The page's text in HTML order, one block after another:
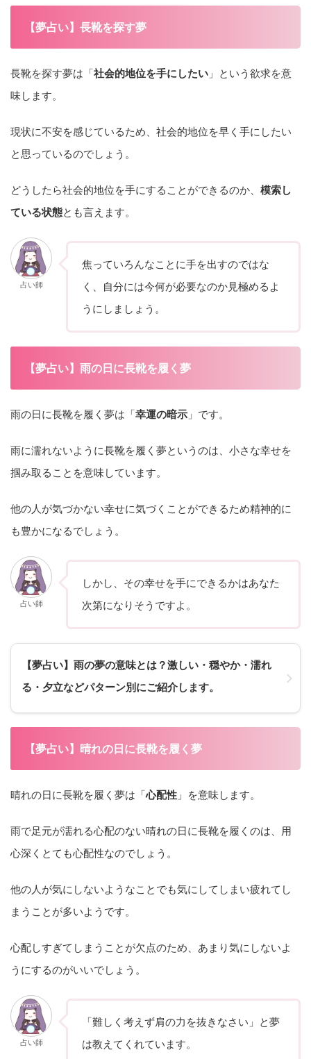
【夢占い】長靴を探す夢
長靴を探す夢は「社会的地位を手にしたい 」という欲求を意
味します。
現状に不安を感じているため、社会的地位を早く手にしたい
と思っているのでしょう。
どうしたら社会的地位を手にすることができるのか、 模索し
ている状態とも言えます。
占い師
焦っていろんなことに手を出すのではな
く、自分には今何が必要なのか見極めるよ
うにしましょう。
【夢占い】雨の日に長靴を履く夢
雨の日に長靴を履く夢は「幸運の暗示 」です。
雨に濡れないように長靴を履く夢というのは、小さな幸せを
掴み取ることを意味しています。
他の人が気づかない幸せに気づくことができるため精神的に
も豊かになるでしょう。
占い師
しかし、その幸せを手にできるかはあなた
次第になりそうですよ。
【夢占い】雨の夢の意味とは？激しい・穏やか・濡れ
る・夕立などパターン別にご紹介します。
【夢占い】晴れの日に長靴を履く夢
晴れの日に長靴を履く夢は「心配性 」を意味します。
雨で足元が濡れる心配のない晴れの日に長靴を履くのは、用
心深くとても心配性なのでしょう。
他の人が気にしないようなことでも気にしてしまい疲れてし
まうことが多いようです。
心配しすぎてしまうことが欠点のため、あまり気にしないよ
うにするのがいいでしょう。
占い師
「難しく考えず肩の力を抜きなさい」と夢
は教えてくれています。